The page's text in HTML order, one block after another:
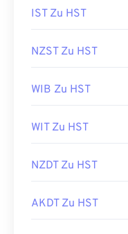
IST Zu HST
NZST Zu HST
WIB Zu HST
WIT Zu HST
NZDT Zu HST
AKDT Zu HST